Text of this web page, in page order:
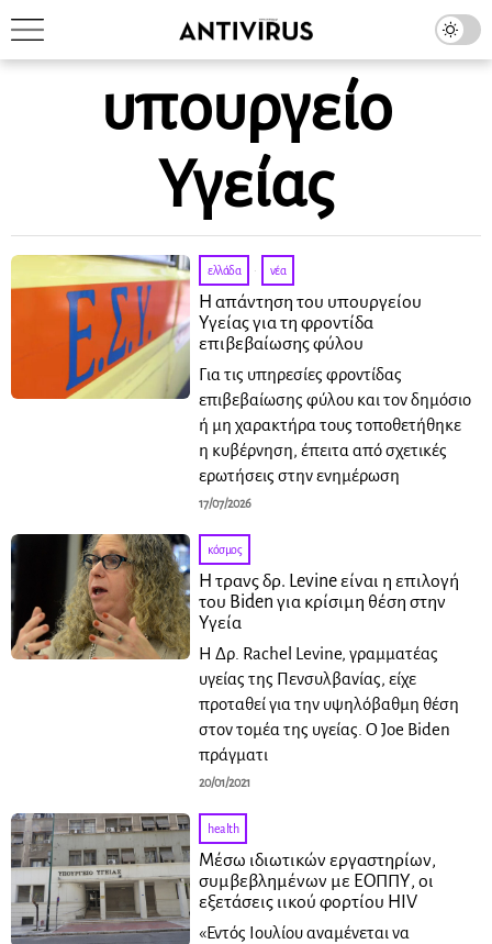
υπουργείο
Υγείας
ελλάδα · νέα
Η απάντηση του υπουργείου
Υγείας για τη φροντίδα
επιβεβαίωσης φύλου
Για τις υπηρεσίες φροντίδας
επιβεβαίωσης φύλου και τον δημόσιο
ή μη χαρακτήρα τους τοποθετήθηκε
η κυβέρνηση, έπειτα από σχετικές
ερωτήσεις στην ενημέρωση
17/07/2026
κόσμος
Η τρανς δρ. Levine είναι η επιλογή
του Biden για κρίσιμη θέση στην
Υγεία
Η Δρ. Rachel Levine, γραμματέας
υγείας της Πενσυλβανίας, είχε
προταθεί για την υψηλόβαθμη θέση
στον τομέα της υγείας. Ο Joe Biden
πράγματι
20/01/2021
health
Μέσω ιδιωτικών εργαστηρίων,
συμβεβλημένων με ΕΟΠΠΥ, οι
εξετάσεις ιικού φορτίου HIV
«Εντός Ιουλίου αναμένεται να